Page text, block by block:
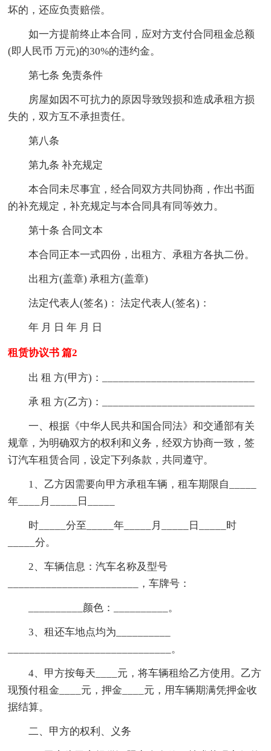
坏的，还应负责赔偿。
如一方提前终止本合同，应对方支付合同租金总额
(即人民币 万元)的30%的违约金。
第七条 免责条件
房屋如因不可抗力的原因导致毁损和造成承租方损
失的，双方互不承担责任。
第八条
第九条 补充规定
本合同未尽事宜，经合同双方共同协商，作出书面
的补充规定，补充规定与本合同具有同等效力。
第十条 合同文本
本合同正本一式四份，出租方、承租方各执二份。
出租方(盖章) 承租方(盖章)
法定代表人(签名)： 法定代表人(签名)：
年 月 日 年 月 日
租赁协议书 篇2
出 租 方(甲方)：____________________________
承 租 方(乙方)：____________________________
一、根据《中华人民共和国合同法》和交通部有关
规章，为明确双方的权利和义务，经双方协商一致，签
订汽车租赁合同，设定下列条款，共同遵守。
1、乙方因需要向甲方承租车辆，租车期限自_____
年____月_____日_____
时_____分至_____年_____月_____日_____时
_____分。
2、车辆信息：汽车名称及型号
________________________，车牌号：
__________颜色：__________。
3、租还车地点均为__________
______________________________。
4、甲方按每天____元，将车辆租给乙方使用。乙方
现预付租金____元，押金____元，用车辆期满凭押金收
据结算。
二、甲方的权利、义务